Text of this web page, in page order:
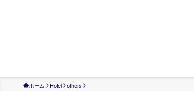
ホーム Hotel others